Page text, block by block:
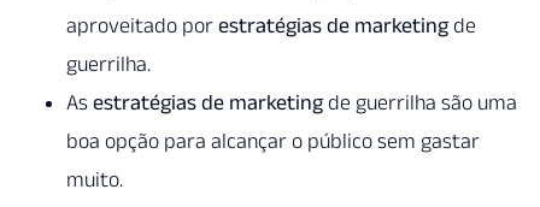
aproveitado por estratégias de marketingde
guerrilha.
As estratégias de marketingde guerrilha são uma
boa opção para alcançar o público sem gastar
muito.